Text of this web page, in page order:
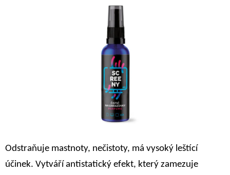
Odstraňuje mastnoty, nečistoty, má vysoký leštící
účinek. Vytváří antistatický efekt, který zamezuje